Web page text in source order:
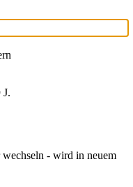
J.
- wird in neuem